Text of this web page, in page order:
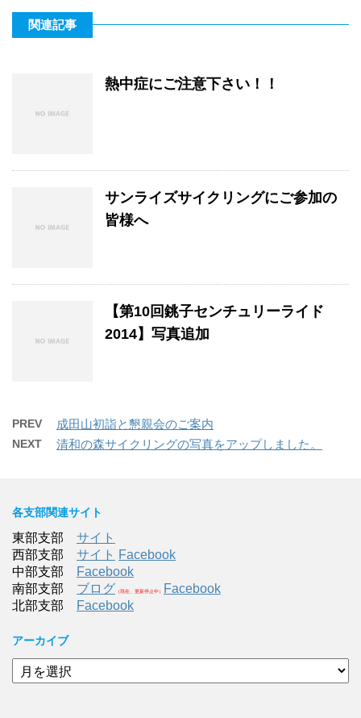
関連記事
熱中症にご注意下さい！！
サンライズサイクリングにご参加の
皆様へ
【第10回銚子センチュリーライド
2014】写真追加
PREV 成田山初詣と懇親会のご案内
NEXT 清和の森サイクリングの写真をアップしました。
各支部関連サイト
東部支部 サイト
西部支部 サイト Facebook
中部支部
Facebook
南部支部 ブログ （現在、更新停止中）
Facebook
北部支部
Facebook
アーカイブ
ア
ー